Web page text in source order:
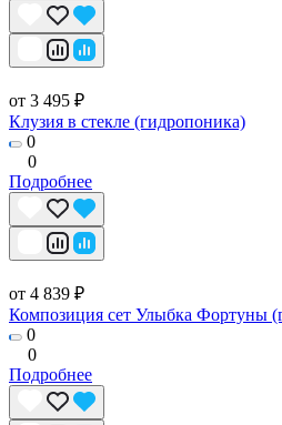
от 3 495 ₽
Клузия в стекле (гидропоника)
0
0
Подробнее
от 4 839 ₽
Композиция сет Улыбка Фортуны
0
0
Подробнее